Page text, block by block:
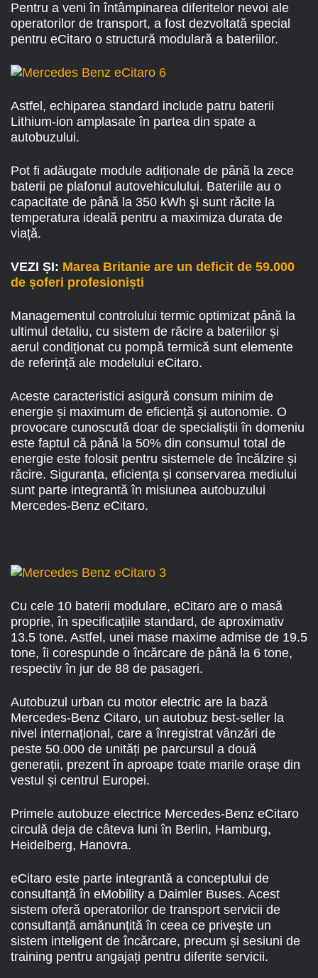
Pentru a veni în întâmpinarea diferitelor nevoi ale
operatorilor de transport, a fost dezvoltată special
pentru eCitaro o structură modulară a bateriilor.
Astfel, echiparea standard include patru baterii
Lithium-ion amplasate în partea din spate a
autobuzului.
Pot fi adăugate module adiționale de până la zece
baterii pe plafonul autovehiculului. Bateriile au o
capacitate de până la 350 kWh şi sunt răcite la
temperatura ideală pentru a maximiza durata de
viață.
VEZI ȘI: Marea Britanie are un deficit de 59.000
de șoferi profesioniști
Managementul controlului termic optimizat până la
ultimul detaliu, cu sistem de răcire a bateriilor și
aerul condiționat cu pompă termică sunt elemente
de referință ale modelului eCitaro.
Aceste caracteristici asigură consum minim de
energie și maximum de eficiență și autonomie. O
provocare cunoscută doar de specialiștii în domeniu
este faptul că pănă la 50% din consumul total de
energie este folosit pentru sistemele de încălzire și
răcire. Siguranța, eficiența și conservarea mediului
sunt parte integrantă în misiunea autobuzului
Mercedes-Benz eCitaro.
Cu cele 10 baterii modulare, eCitaro are o masă
proprie, în specificațiile standard, de aproximativ
13.5 tone. Astfel, unei mase maxime admise de 19.5
tone, îi corespunde o încărcare de până la 6 tone,
respectiv în jur de 88 de pasageri.
Autobuzul urban cu motor electric are la bază
Mercedes-Benz Citaro, un autobuz best-seller la
nivel internațional, care a înregistrat vânzări de
peste 50.000 de unități pe parcursul a două
generații, prezent în aproape toate marile orașe din
vestul și centrul Europei.
Primele autobuze electrice Mercedes-Benz eCitaro
circulă deja de câteva luni în Berlin, Hamburg,
Heidelberg, Hanovra.
eCitaro este parte integrantă a conceptului de
consultanță în eMobility a Daimler Buses. Acest
sistem oferă operatorilor de transport servicii de
consultanță amănunțită în ceea ce privește un
sistem inteligent de încărcare, precum și sesiuni de
training pentru angajați pentru diferite servicii.